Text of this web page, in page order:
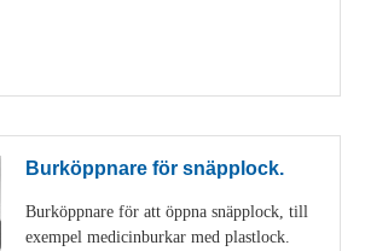
Burköppnare för snäpplock.
Burköppnare för att öppna snäpplock, till
exempel medicinburkar med plastlock.